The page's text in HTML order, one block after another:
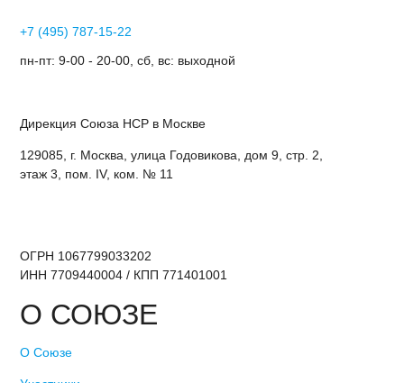
+7 (495) 787-15-22
пн-пт: 9-00 - 20-00, сб, вс: выходной
Дирекция Cоюза НСР в Москве
129085, г. Москва, улица Годовикова, дом 9, стр. 2,
этаж 3, пом. IV, ком. № 11
ОГРН 1067799033202
ИНН 7709440004 / КПП 771401001
О СОЮЗЕ
О Союзе